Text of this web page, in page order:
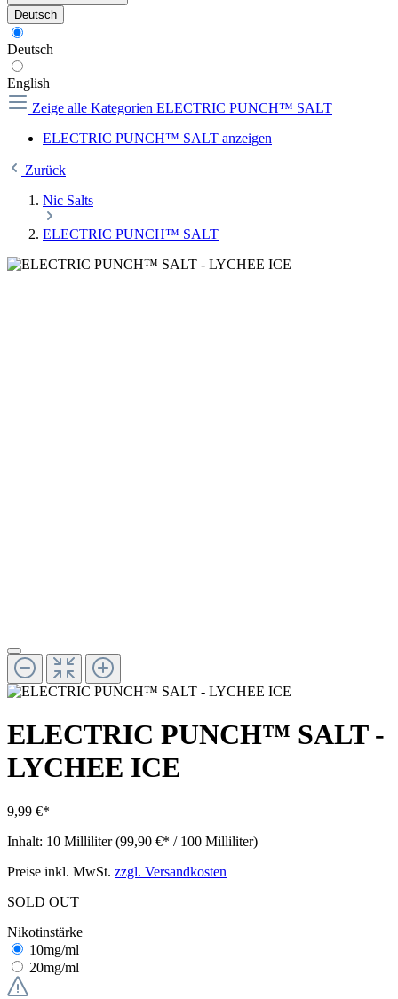
Deutsch
Deutsch
English
Zeige alle Kategorien ELECTRIC PUNCH™ SALT
ELECTRIC PUNCH™ SALT anzeigen
Zurück
Nic Salts
ELECTRIC PUNCH™ SALT
ELECTRIC PUNCH™ SALT -
LYCHEE ICE
9,99 €*
Inhalt: 10 Milliliter(99,90 €* / 100 Milliliter)
Preise inkl. MwSt. zzgl. Versandkosten
SOLD OUT
Nikotinstärke
10mg/ml
20mg/ml